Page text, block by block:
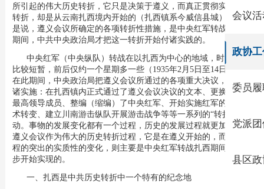
会议活
政协工
委员履
党派
县区政
所引起的伟大历史转折，它只是决策于遵义，而真正贯彻实施这一
转折，却是从云南扎西境内开始的（扎西镇系今威信县城）。也就
是说，遵义会议所确定的各项转折性措施，是中央红军转战到扎西
期间，中共中央政治局才把这一转折开始付诸实践的。
中央红军（中央纵队）转战在以扎西为中心的地域，时间虽然
比较短暂，前后仅约一个星期多一些（1935年2月5日至14日）,但
在此期间，中央政治局把遵义会议所通过的各项重大决议，一一付
诸实施：在扎西镇内正式通过了遵义会议决议的文本、更换了中央
最高领导成员、整编（缩编）了中央红军、开始实施红军的战略战
术转变、建立川南游击纵队开展游击战争等等一系列的“转折”行
动。事物的发展变化都有一个过程，历史的发展过程就更加鲜明。
遵义会议作为伟大的历史转折过程，它是在遵义开始的，而这一过
程的突出的实质性的变化，则主要是中央红军转战扎西期间，才逐
步开始实现的。
一、扎西是中共历史转折中一个特有的纪念地